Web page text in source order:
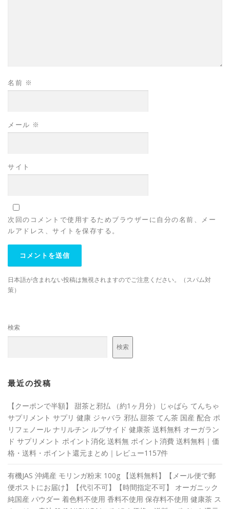
名前 ※
メール ※
サイト
次回のコメントで使用するためブラウザーに自分の名前、メー
ルアドレス、サイトを保存する。
日本語が含まれない投稿は無視されますのでご注意ください。（スパム対
策）
検索
検索
最近の投稿
【クーポンで半額】 甜茶と邪払 （約1ヶ月分）じゃばら てんちゃ
サプリメント サプリ 健康 ジャバラ 邪払 甜茶 てん茶 国産 配合 ポ
リフェノール ナリルチン ルブサイド 健康茶 送料無料 オーガラン
ド サプリメント ポイント消化 送料無 ポイント消費 送料無料｜価
格・送料・ポイント還元まとめ｜レビュー1157件
有機JAS 沖縄産 モリンガ粉末 100g 【送料無料】【メール便で郵
便ポストにお届け】【代引不可】【時間指定不可】 オーガニック
純国産 パウダー 着色料不使用 香料不使用 保存料不使用 健康茶 ス